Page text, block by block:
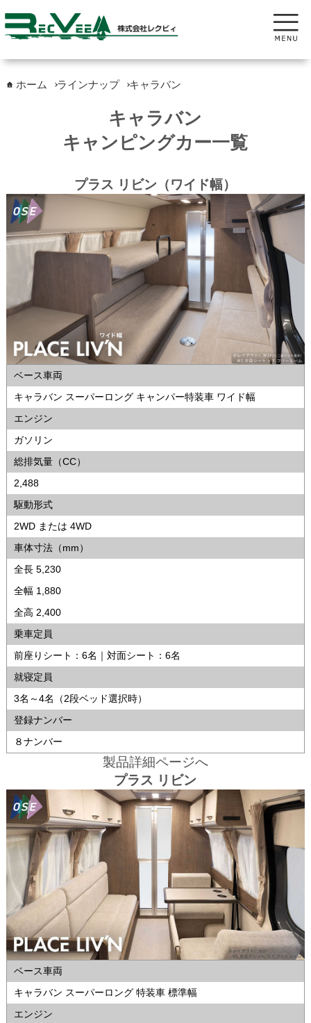
ホーム ラインナップ キャラバン
キャラバン
キャンピングカー一覧
プラス リビン（ワイド幅）
ベース車両
キャラバン スーパーロング キャンパー特装車 ワイド幅
エンジン
ガソリン
総排気量（CC）
2,488
駆動形式
2WD または 4WD
車体寸法（mm）
全長 5,230
全幅 1,880
全高 2,400
乗車定員
前座りシート：6名｜対面シート：6名
就寝定員
3名～4名（2段ベッド選択時）
登録ナンバー
８ナンバー
製品詳細ページへ
プラス リビン
ベース車両
キャラバン スーパーロング 特装車 標準幅
エンジン